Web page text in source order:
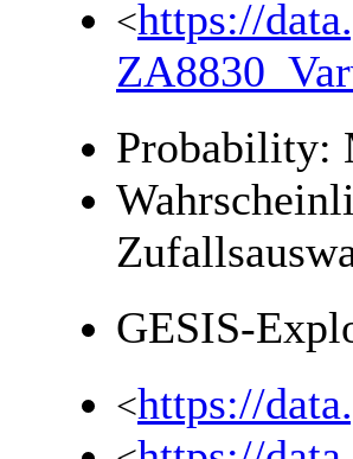
<https://
Probability:
GESIS-
<https://